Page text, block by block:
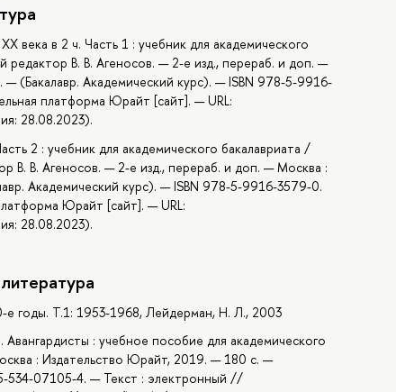
века в 2 ч. Часть 1 : учебник для академического
редактор В. В. Агеносов. — 2-е изд., перераб. и доп. —
(Бакалавр. Академический курс). — ISBN 978-5-9916-
платформа Юрайт [сайт]. — URL:
28.08.2023).
2 : учебник для академического бакалавриата /
В. В. Агеносов. — 2-е изд., перераб. и доп. — Москва :
Академический курс). — ISBN 978-5-9916-3579-0.
Юрайт [сайт]. — URL:
28.08.2023).
годы. Т.1: 1953-1968, Лейдерман, Н. Л., 2003
: учебное пособие для академического
: Издательство Юрайт, 2019. — 180 с. —
534-07105-4. — Текст : электронный //